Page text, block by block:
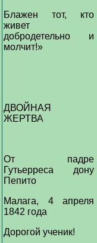
Блажен тот, кто
живет
добродетельно и
молчит!»
ДВОЙНАЯ
ЖЕРТВА
От падре
Гутьерреса дону
Пепито
Малага, 4 апреля
1842 года
Дорогой ученик!